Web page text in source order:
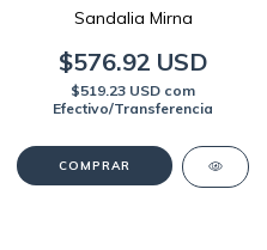
Sandalia Mirna
$576.92 USD
$519.23 USD com
Efectivo/Transferencia
COMPRAR